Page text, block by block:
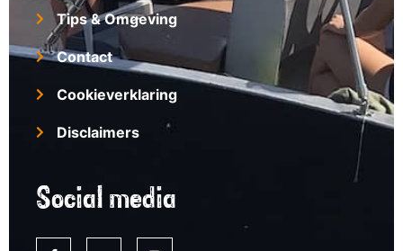
Tips & Omgeving
Contact
Cookieverklaring
Disclaimers
Social media